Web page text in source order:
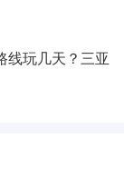
线玩几天？三亚